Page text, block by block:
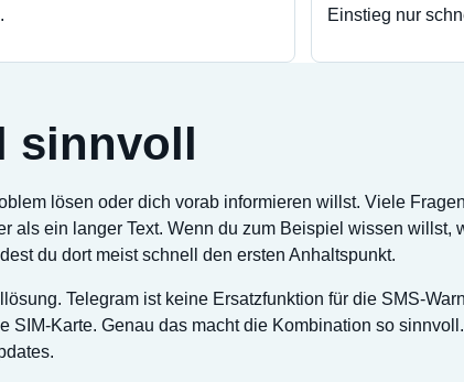
Einstieg nur
sinnvoll
lösen oder dich vorab informieren willst. Viele
als ein langer Text. Wenn du zum Beispiel wissen willst,
du dort meist schnell den ersten Anhaltspunkt.
Telegram ist keine Ersatzfunktion für die SMS-
SIM-Karte. Genau das macht die Kombination so